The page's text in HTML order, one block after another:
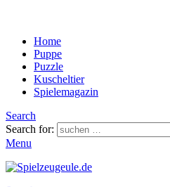
Home
Puppe
Puzzle
Kuscheltier
Spielemagazin
Search
Search for:
Menu